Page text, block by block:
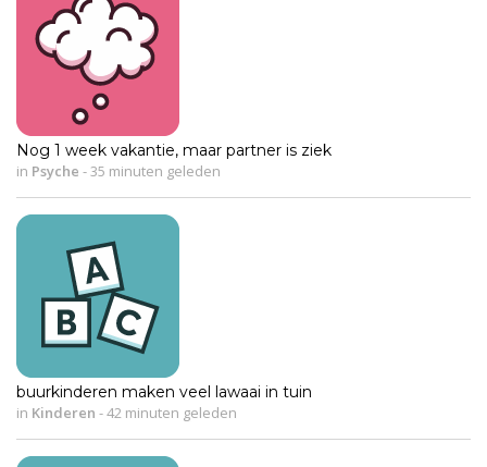
Nog 1 week vakantie, maar partner is ziek
in Psyche -35 minuten geleden
buurkinderen maken veel lawaai in tuin
in Kinderen -42 minuten geleden